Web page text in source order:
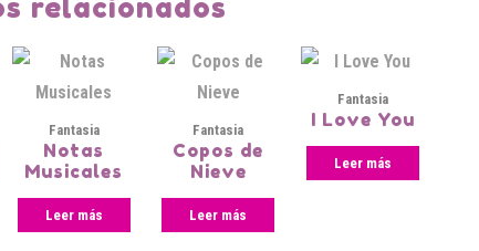
Fantasia
Notas
Musicales
Leer más
Fantasia
Copos de
Nieve
Leer más
Fantasia
I Love You
Leer más